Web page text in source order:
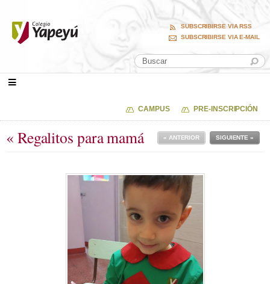
SUBSCRIBIRSE VIA RSS
SUBSCRIBIRSE VIA E-MAIL
CAMPUS PRE-INSCRIPCIÓN
« Regalitos para mamá SIGUIENTE »
« ANTERIOR